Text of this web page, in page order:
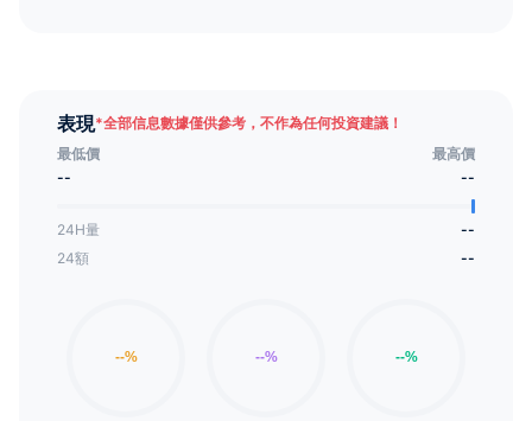
护重要数据的责任。同时，你还可以铸造治理符文，引
导整个王国的神秘资源流动。
表現*全部信息數據僅供參考，不作為任何投資建議！
最低價
最高價
--
--
24H量
--
24額
--